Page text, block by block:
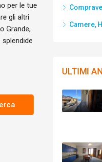
per le tue
gli altri
Grande,
Camere,
ULTIMI